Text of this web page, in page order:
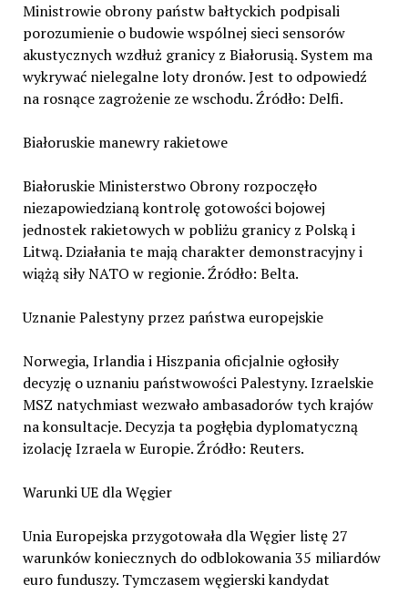
Ministrowie obrony państw bałtyckich podpisali
porozumienie o budowie wspólnej sieci sensorów
akustycznych wzdłuż granicy z Białorusią. System ma
wykrywać nielegalne loty dronów. Jest to odpowiedź
na rosnące zagrożenie ze wschodu. Źródło: Delfi.
Białoruskie manewry rakietowe
Białoruskie Ministerstwo Obrony rozpoczęło
niezapowiedzianą kontrolę gotowości bojowej
jednostek rakietowych w pobliżu granicy z Polską i
Litwą. Działania te mają charakter demonstracyjny i
wiążą siły NATO w regionie. Źródło: Belta.
Uznanie Palestyny przez państwa europejskie
Norwegia, Irlandia i Hiszpania oficjalnie ogłosiły
decyzję o uznaniu państwowości Palestyny. Izraelskie
MSZ natychmiast wezwało ambasadorów tych krajów
na konsultacje. Decyzja ta pogłębia dyplomatyczną
izolację Izraela w Europie. Źródło: Reuters.
Warunki UE dla Węgier
Unia Europejska przygotowała dla Węgier listę 27
warunków koniecznych do odblokowania 35 miliardów
euro funduszy. Tymczasem węgierski kandydat